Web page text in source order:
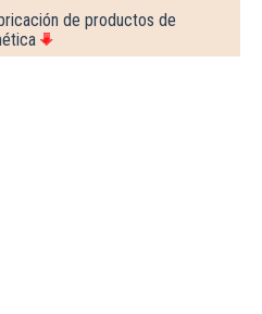
de productos de